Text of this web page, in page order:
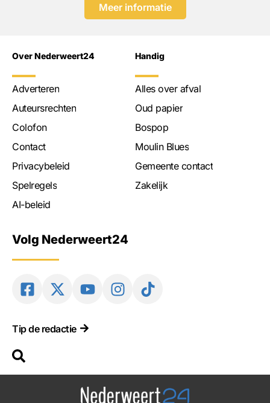
Meer informatie
Over Nederweert24
Adverteren
Auteursrechten
Colofon
Contact
Privacybeleid
Spelregels
AI-beleid
Handig
Alles over afval
Oud papier
Bospop
Moulin Blues
Gemeente contact
Zakelijk
Volg Nederweert24
Tip de redactie